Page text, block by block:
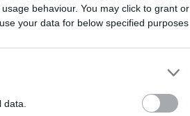
behaviour. You may click to grant or
your data for below specified purposes